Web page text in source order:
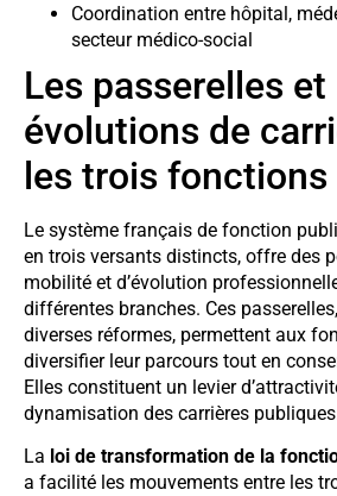
Coordination entre hôpital,
secteur médico-social
Les passerelles et
évolutions de
les trois fonctions
Le système français de fonction
en trois versants distincts, offre des
mobilité et d’évolution
différentes branches. Ces
diverses réformes, permettent aux
diversifier leur parcours tout en
Elles constituent un levier
dynamisation des carrières
La loi de transformation de la
a facilité les mouvements entre les